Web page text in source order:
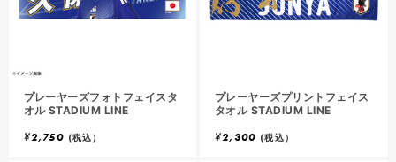
プレーヤーズフォトフェイスタ
オル STADIUM LINE
¥2,750 (税込）
プレーヤーズプリントフェイス
タオル STADIUM LINE
¥2,300 (税込）